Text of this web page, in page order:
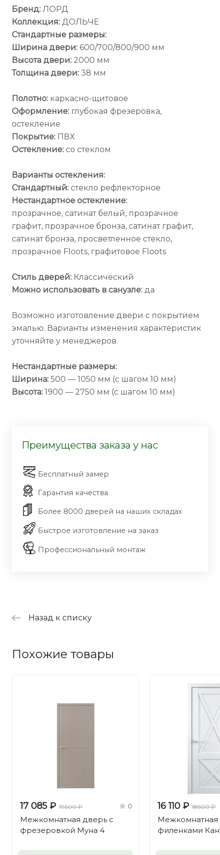
Бренд: ЛОРД
Коллекция: ДОЛЬЧЕ
Стандартные размеры:
Ширина двери: 600/700/800/900 мм
Высота двери: 2000 мм
Толщина двери: 38 мм
Полотно: каркасно-щитовое
Оформление: глубокая фрезеровка,
остекление
Покрытие: ПВХ
Остекление: со стеклом
Варианты остекления:
Стандартный: стекло рефлекторное
Нестандартное остекление:
прозрачное, сатинат белый, прозрачное
графит, прозрачное бронза, сатинат графит,
сатинат бронза, просветленное стекло,
прозрачное Floots, графитовое Floots
Стиль дверей: Классический
Можно использовать в санузле: да
Возможно изготовление двери с покрытием
эмалью. Варианты изменения характеристик
уточняйте у менеджеров.
Нестандартные размеры:
Ширина: 500 — 1050 мм (с шагом 10 мм)
Высота: 1900 — 2750 мм (с шагом 10 мм)
Преимущества заказа у нас
Бесплатный замер
Гарантия качества
Более 8000 дверей на наших складах
Быстрое изготовление на заказ
Профессиональный монтаж
Назад к списку
Похожие товары
17 085 ₽ 19600 ₽ 0
Межкомнатная дверь с
фрезеровкой Муна 4
16 110 ₽ 18500 ₽
Межкомнатная
филенками